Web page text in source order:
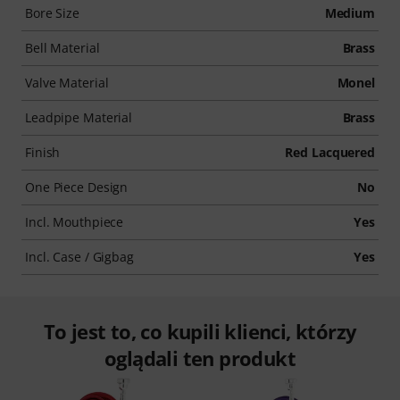
Bore Size Medium
Bell Material Brass
Valve Material Monel
Leadpipe Material Brass
Finish Red Lacquered
One Piece Design No
Incl. Mouthpiece Yes
Incl. Case / Gigbag Yes
To jest to, co kupili klienci, którzy
oglądali ten produkt